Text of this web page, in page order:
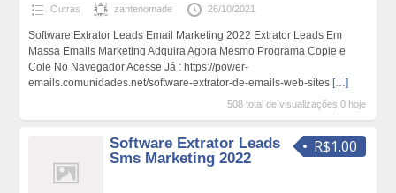
Outras zantenomade 26/10/2021
Software Extrator Leads Email Marketing 2022 Extrator Leads Em
Massa Emails Marketing Adquira Agora Mesmo Programa Copie e
Cole No Navegador Acesse Já : https://power-
emails.comunidades.net/software-extrator-de-emails-web-sites […]
508 total de visualizações,0 hoje
R$1.00
Software Extrator Leads
Sms Marketing 2022